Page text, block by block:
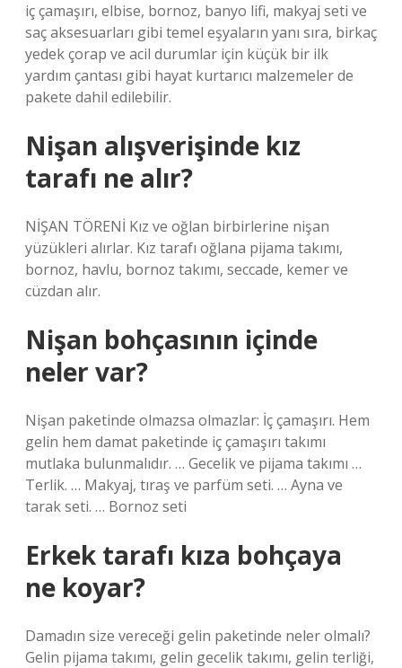
iç çamaşırı, elbise, bornoz, banyo lifi, makyaj seti ve
saç aksesuarları gibi temel eşyaların yanı sıra, birkaç
yedek çorap ve acil durumlar için küçük bir ilk
yardım çantası gibi hayat kurtarıcı malzemeler de
pakete dahil edilebilir.
Nişan alışverişinde kız
tarafı ne alır?
NİŞAN TÖRENİ Kız ve oğlan birbirlerine nişan
yüzükleri alırlar. Kız tarafı oğlana pijama takımı,
bornoz, havlu, bornoz takımı, seccade, kemer ve
cüzdan alır.
Nişan bohçasının içinde
neler var?
Nişan paketinde olmazsa olmazlar: İç çamaşırı. Hem
gelin hem damat paketinde iç çamaşırı takımı
mutlaka bulunmalıdır. … Gecelik ve pijama takımı …
Terlik. … Makyaj, tıraş ve parfüm seti. … Ayna ve
tarak seti. … Bornoz seti
Erkek tarafı kıza bohçaya
ne koyar?
Damadın size vereceği gelin paketinde neler olmalı?
Gelin pijama takımı, gelin gecelik takımı, gelin terliği,